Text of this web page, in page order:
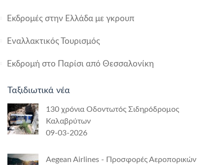
Εκδρομές στην Ελλάδα με γκρουπ
Εναλλακτικός Τουρισμός
Εκδρομή στο Παρίσι από Θεσσαλονίκη
Ταξιδιωτικά νέα
130 χρόνια Οδοντωτός Σιδηρόδρομος
Καλαβρύτων
09-03-2026
Aegean Airlines - Προσφορές Αεροπορικών